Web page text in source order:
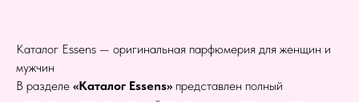
Каталог Essens — оригинальная парфюмерия для женщин и
мужчин
В разделе «Каталог Essens» представлен полный